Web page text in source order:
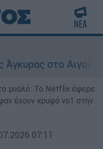
στο Αιγαίο:
μυαλό: Το Netflix έφερε
έχουν κρυφό νο1 στην
07:11